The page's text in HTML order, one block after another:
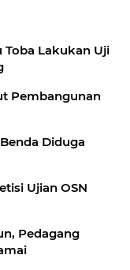
Toba Lakukan Uji
Pembangunan
Diduga
Pedagang